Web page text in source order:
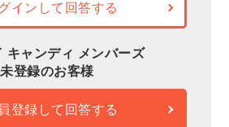
インして回答する
キャンディ メンバーズ
未登録のお客様
登録して回答する